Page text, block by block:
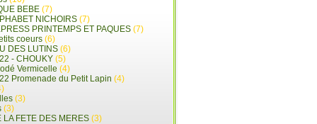
BEBE (7)
NICHOIRS (7)
PRINTEMPS ET PAQUES (7)
coeurs (6)
DES LUTINS (6)
- CHOUKY (5)
Vermicelle (4)
Promenade du Petit Lapin (4)
(3)
(3)
LA FETE DES MERES (3)